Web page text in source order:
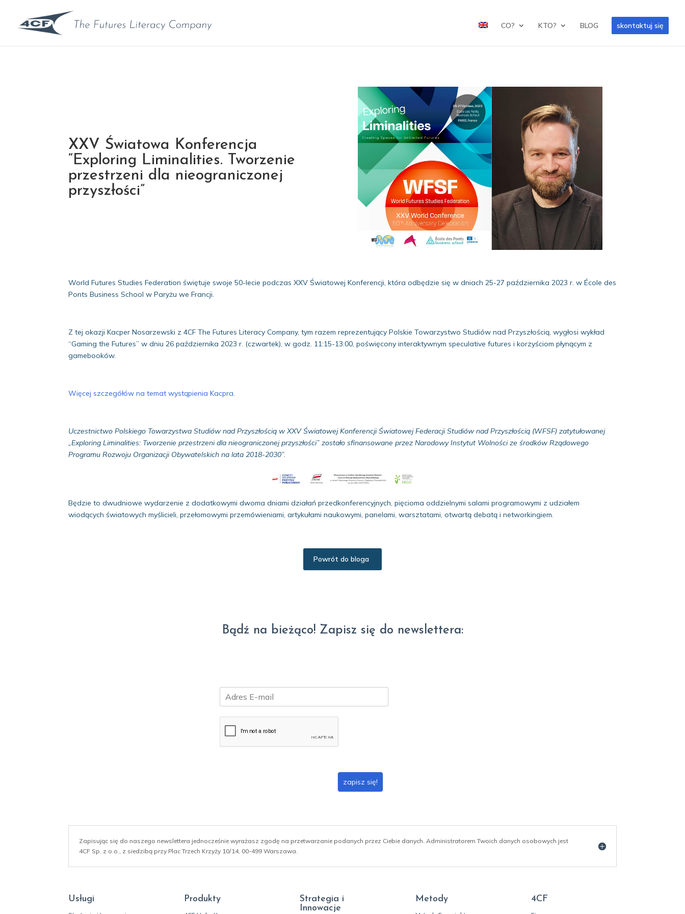
CO? KTO? BLOG skontaktuj się
XXV Światowa Konferencja
“Exploring Liminalities. Tworzenie
przestrzeni dla nieograniczonej
przyszłości”
World Futures Studies Federation świętuje swoje 50-lecie podczas XXV Światowej Konferencji, która odbędzie się w dniach 25-27 października 2023 r. w École des
Ponts Business School w Paryżu we Francji.
Z tej okazji Kacper Nosarzewski z 4CF The Futures Literacy Company, tym razem reprezentujący Polskie Towarzystwo Studiów nad Przyszłością, wygłosi wykład
“Gaming the Futures” w dniu 26 października 2023 r. (czwartek), w godz. 11:15-13:00, poświęcony interaktywnym speculative futures i korzyściom płynącym z
gamebooków.
Więcej szczegółów na temat wystąpienia Kacpra.
Uczestnictwo Polskiego Towarzystwa Studiów nad Przyszłością w XXV Światowej Konferencji Światowej Federacji Studiów nad Przyszłością (WFSF) zatytułowanej
„Exploring Liminalities: Tworzenie przestrzeni dla nieograniczonej przyszłości” zostało sfinansowane przez Narodowy Instytut Wolności ze środków Rządowego
Programu Rozwoju Organizacji Obywatelskich na lata 2018-2030”.
Będzie to dwudniowe wydarzenie z dodatkowymi dwoma dniami działań przedkonferencyjnych, pięcioma oddzielnymi salami programowymi z udziałem
wiodących światowych myślicieli, przełomowymi przemówieniami, artykułami naukowymi, panelami, warsztatami, otwartą debatą i networkingiem.
Powrót do bloga
Bądź na bieżąco! Zapisz się do newslettera:
m
zapisz się!
Zapisując się do naszego newslettera jednocześnie wyrażasz zgodę na przetwarzanie podanych przez Ciebie danych. Administratorem Twoich danych osobowych jest
4CF Sp. z o.o., z siedzibą przy Plac Trzech Krzyży 10/14, 00-499 Warszawa.
Usługi Produkty
Strategia i
Innowacje
Metody 4CF